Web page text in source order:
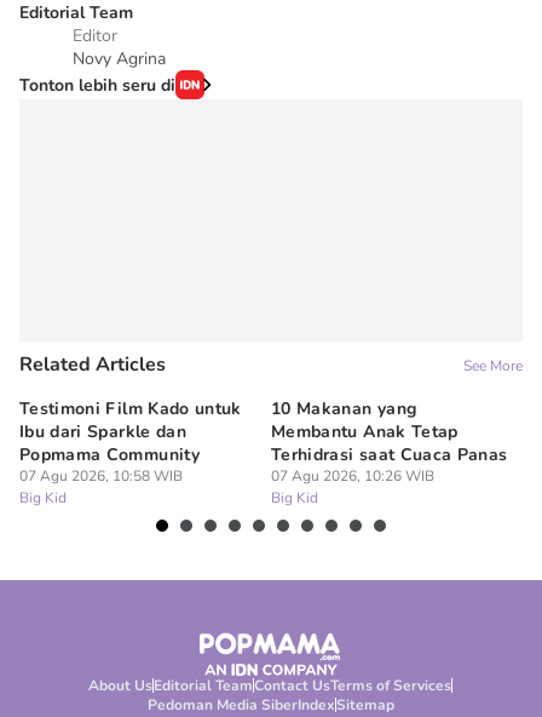
Editorial Team
Editor
Novy Agrina
Tonton lebih seru di
Related Articles See More
Testimoni Film Kado untuk
Ibu dari Sparkle dan
Popmama Community
07 Agu 2026, 10:58 WIB
Big Kid
10 Makanan yang
Membantu Anak Tetap
Terhidrasi saat Cuaca Panas
07 Agu 2026, 10:26 WIB
Big Kid
About UsEditorial TeamContact UsTerms of Services
Pedoman Media SiberIndexSitemap